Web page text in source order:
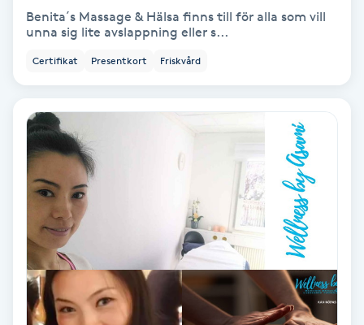
Bottenfärg
Brynformning
Brynfärgning
Brynplockning
Bröllopsuppsättning
Benita´s Massage & Hälsa finns till för alla som vill
unna sig lite avslappning eller s...
Certifikat Presentkort Friskvård